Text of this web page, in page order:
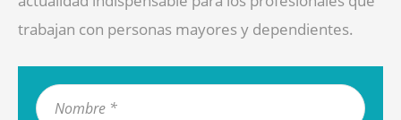
trabajan con personas mayores y dependientes.